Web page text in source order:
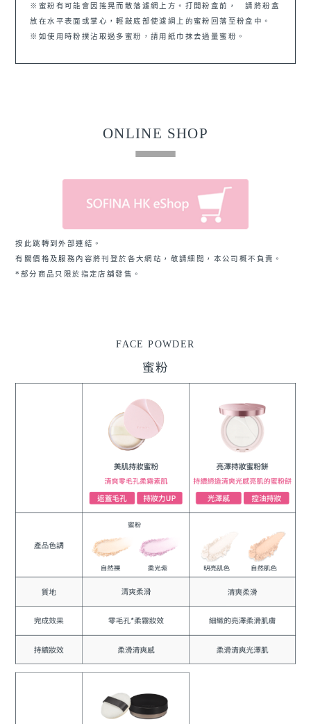
※蜜粉有可能會因搖晃而散落濾網上方。打開粉盒前， 請將粉盒
放在水平表面或掌心，輕敲底部使濾網上的蜜粉回落至粉盒中。
※如使用時粉撲沾取過多蜜粉，請用紙巾抹去過量蜜粉。
ONLINE SHOP
按此跳轉到外部連結。
有關價格及服務內容將刊登於各大網站，敬請細閱，本公司槪不負責。
*部分商品只限於指定店舖發售。
FACE POWDER
蜜粉